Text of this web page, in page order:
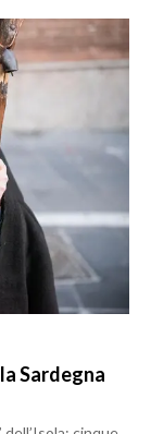
Sardegna